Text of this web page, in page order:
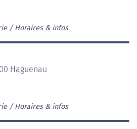
Horaires & infos
Haguenau
Horaires & infos